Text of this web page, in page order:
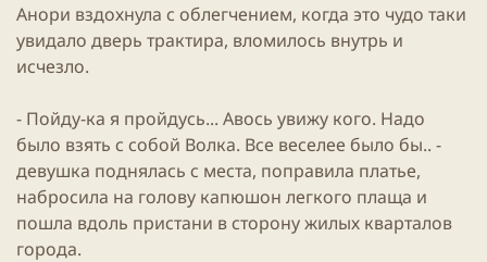
Анори вздохнула с облегчением, когда это чудо таки
увидало дверь трактира, вломилось внутрь и
исчезло.
- Пойду-ка я пройдусь... Авось увижу кого. Надо
было взять с собой Волка. Все веселее было бы.. -
девушка поднялась с места, поправила платье,
набросила на голову капюшон легкого плаща и
пошла вдоль пристани в сторону жилых кварталов
города.